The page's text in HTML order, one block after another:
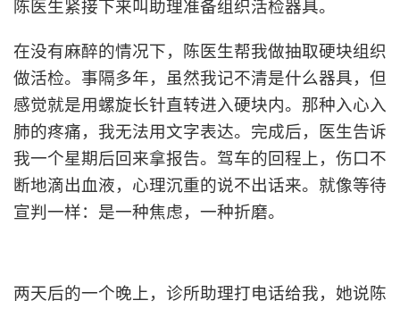
陈医生紧接下来叫助理准备组织活检器具。
在没有麻醉的情况下，陈医生帮我做抽取硬块组织
做活检。事隔多年，虽然我记不清是什么器具，但
感觉就是用螺旋长针直转进入硬块内。那种入心入
肺的疼痛，我无法用文字表达。完成后，医生告诉
我一个星期后回来拿报告。驾车的回程上，伤口不
断地滴出血液，心理沉重的说不出话来。就像等待
宣判一样：是一种焦虑，一种折磨。
两天后的一个晚上，诊所助理打电话给我，她说陈